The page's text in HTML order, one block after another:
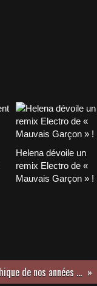
Helena dévoile un
remix Electro de «
Mauvais Garçon » !
Marc Toesca le présentateur mythique de nos années 80 évoque pour vous le Top 50 !